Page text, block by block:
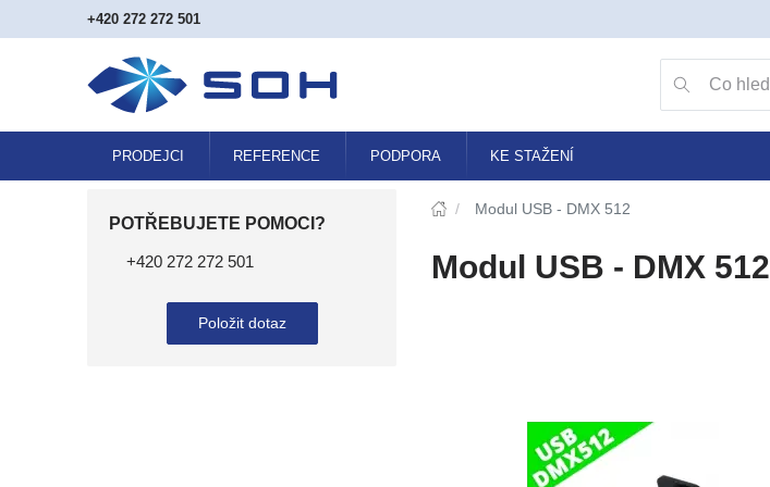
+420 272 272 501
PRODEJCI REFERENCE PODPORA KE STAŽENÍ
/ Modul USB - DMX 512
Modul USB - DMX 512
POTŘEBUJETE POMOCI?
+420 272 272 501
Položit dotaz